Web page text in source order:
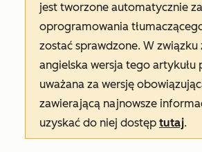
jest tworzone automatycznie
oprogramowania
zostać sprawdzone. W związku
angielska wersja tego artykułu
uważana za wersję
zawierającą najnowsze
uzyskać do niej dostęp tutaj.